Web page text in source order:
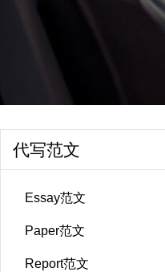
代写范文
Essay范文
Paper范文
Report范文